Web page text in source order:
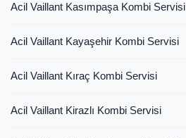
Acil Vaillant Kasımpaşa Kombi Servisi
Acil Vaillant Kayaşehir Kombi Servisi
Acil Vaillant Kıraç Kombi Servisi
Acil Vaillant Kirazlı Kombi Servisi